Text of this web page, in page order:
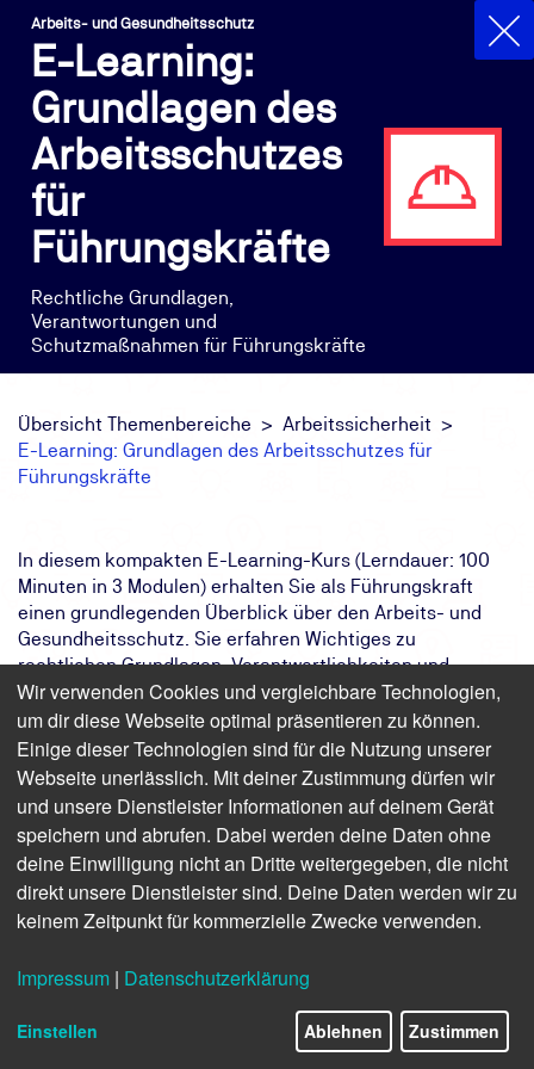
Arbeits- und Gesundheitsschutz
E-Learning:
Grundlagen des
Arbeitsschutzes
für
Führungskräfte
Rechtliche Grundlagen,
Verantwortungen und
Schutzmaßnahmen für Führungskräfte
Übersicht Themenbereiche
Arbeitssicherheit
E-Learning: Grundlagen des Arbeitsschutzes für
Führungskräfte
In diesem kompakten E-Learning-Kurs (Lerndauer: 100
Minuten in 3 Modulen) erhalten Sie als Führungskraft
einen grundlegenden Überblick über den Arbeits- und
Gesundheitsschutz. Sie erfahren Wichtiges zu
rechtlichen Grundlagen, Verantwortlichkeiten und
Akteuren im Arbeitsschutz. Im Fokus steht die
Gefährdungsbeurteilung mit ihren Schritten – von der
Erfassung der Arbeitsbereiche bis zur Umsetzung von
Schutzmaßnahmen. Zudem lernen Sie die Organisation
der Ersten Hilfe, den Umgang mit Gefahrstoffen,
Schutzausrüstung kennen. Ziel ist es, Ihnen das nötige
Wissen zu vermitteln, um Sicherheits- und
Gesundheitsaspekte in Ihrer Führungsrolle effektiv zu
managen.
Finden Sie freie Termine für das Seminar
Wir verwenden Cookies und vergleichbare Technologien,
um dir diese Webseite optimal präsentieren zu können.
Einige dieser Technologien sind für die Nutzung unserer
Webseite unerlässlich. Mit deiner Zustimmung dürfen wir
und unsere Dienstleister Informationen auf deinem Gerät
speichern und abrufen. Dabei werden deine Daten ohne
deine Einwilligung nicht an Dritte weitergegeben, die nicht
direkt unsere Dienstleister sind. Deine Daten werden wir zu
keinem Zeitpunkt für kommerzielle Zwecke verwenden.
Impressum | Datenschutzerklärung
Einstellen Ablehnen Zustimmen